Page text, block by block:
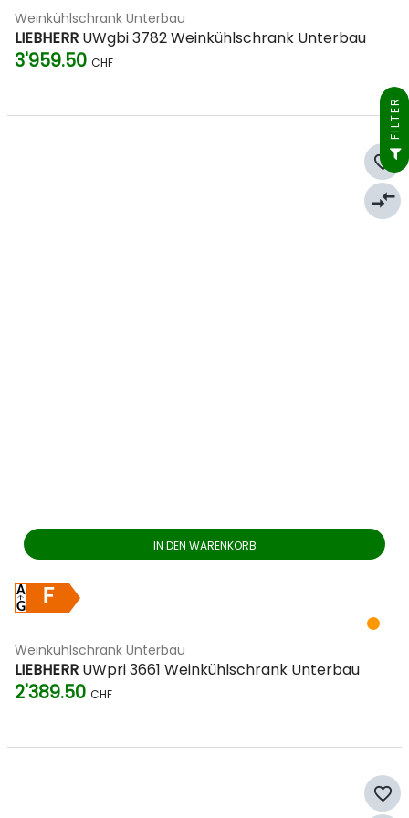
Weinkühlschrank Unterbau
LIEBHERR UWgbi 3782 Weinkühlschrank Unterbau
3'959.50 CHF
IN DEN WARENKORB
F
Weinkühlschrank Unterbau
LIEBHERR UWpri 3661 Weinkühlschrank Unterbau
2'389.50 CHF
favorite_border
compare_arrows
favorite_border
FILTER